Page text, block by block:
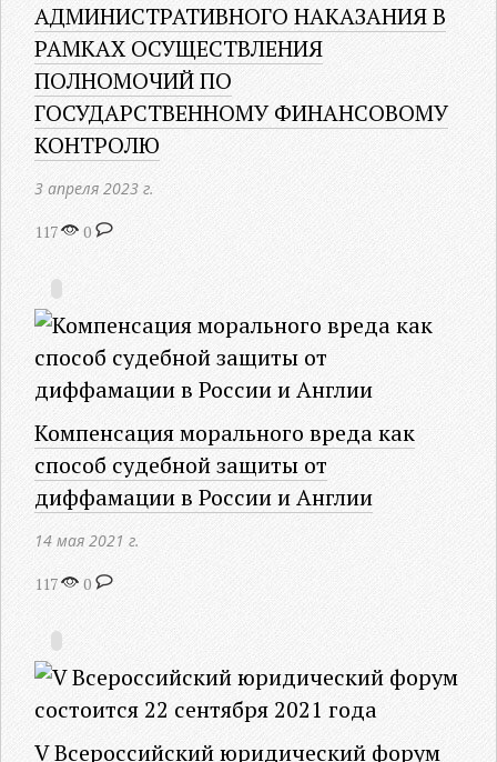
АДМИНИСТРАТИВНОГО НАКАЗАНИЯ В
РАМКАХ ОСУЩЕСТВЛЕНИЯ
ПОЛНОМОЧИЙ ПО
ГОСУДАРСТВЕННОМУ ФИНАНСОВОМУ
КОНТРОЛЮ
3 апреля 2023 г.
117 0
Компенсация морального вреда как
способ судебной защиты от
диффамации в России и Англии
14 мая 2021 г.
117 0
V Всероссийский юридический форум